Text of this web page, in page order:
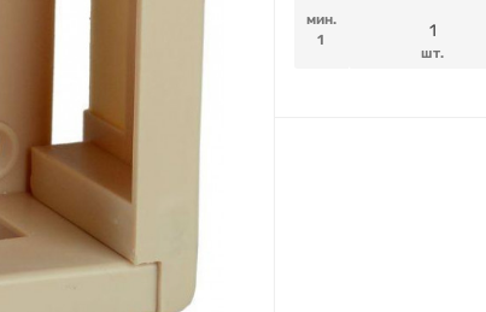
мин.
1
шт.